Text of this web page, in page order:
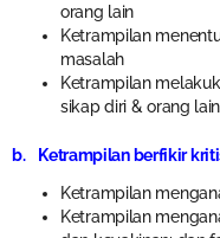
orang lain
Ketrampilan
masalah
Ketrampilan
sikap diri & orang
b. Ketrampilan berfikir
Ketrampilan
Ketrampilan